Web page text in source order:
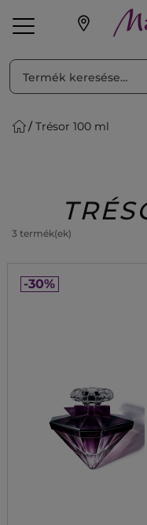
Parfüm
Exkluzív
Trésor 100 ml
3 termék(ek)
RENDEZéS
-30%